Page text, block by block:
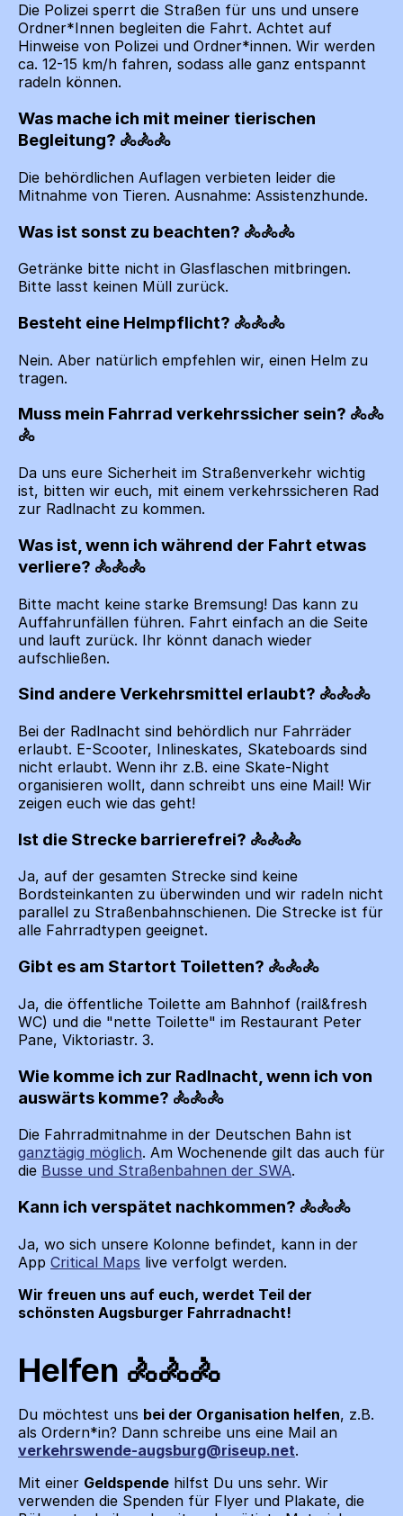
Die Polizei sperrt die Straßen für uns und unsere
Ordner*Innen begleiten die Fahrt. Achtet auf
Hinweise von Polizei und Ordner*innen. Wir werden
ca. 12-15 km/h fahren, sodass alle ganz entspannt
radeln können.
Was mache ich mit meiner tierischen
Begleitung?
Die behördlichen Auflagen verbieten leider die
Mitnahme von Tieren. Ausnahme: Assistenzhunde.
Was ist sonst zu beachten?
Getränke bitte nicht in Glasflaschen mitbringen.
Bitte lasst keinen Müll zurück.
Besteht eine Helmpflicht?
Nein. Aber natürlich empfehlen wir, einen Helm zu
tragen.
Muss mein Fahrrad verkehrssicher sein?
Da uns eure Sicherheit im Straßenverkehr wichtig
ist, bitten wir euch, mit einem verkehrssicheren Rad
zur Radlnacht zu kommen.
Was ist, wenn ich während der Fahrt etwas
verliere?
Bitte macht keine starke Bremsung! Das kann zu
Auffahrunfällen führen. Fahrt einfach an die Seite
und lauft zurück. Ihr könnt danach wieder
aufschließen.
Sind andere Verkehrsmittel erlaubt?
Bei der Radlnacht sind behördlich nur Fahrräder
erlaubt. E-Scooter, Inlineskates, Skateboards sind
nicht erlaubt. Wenn ihr z.B. eine Skate-Night
organisieren wollt, dann schreibt uns eine Mail! Wir
zeigen euch wie das geht!
Ist die Strecke barrierefrei?
Ja, auf der gesamten Strecke sind keine
Bordsteinkanten zu überwinden und wir radeln nicht
parallel zu Straßenbahnschienen. Die Strecke ist für
alle Fahrradtypen geeignet.
Gibt es am Startort Toiletten?
Ja, die öffentliche Toilette am Bahnhof (rail&fresh
WC) und die "nette Toilette" im Restaurant Peter
Pane, Viktoriastr. 3.
Wie komme ich zur Radlnacht, wenn ich von
auswärts komme?
Die Fahrradmitnahme in der Deutschen Bahn ist
ganztägig möglich. Am Wochenende gilt das auch für
die Busse und Straßenbahnen der SWA.
Kann ich verspätet nachkommen?
Ja, wo sich unsere Kolonne befindet, kann in der
App Critical Maps live verfolgt werden.
Wir freuen uns auf euch, werdet Teil der
schönsten Augsburger Fahrradnacht!
Helfen
Du möchtest uns bei der Organisation helfen, z.B.
als Ordern*in? Dann schreibe uns eine Mail an
verkehrswende-augsburg@riseup.net.
Mit einer Geldspende hilfst Du uns sehr. Wir
verwenden die Spenden für Flyer und Plakate, die